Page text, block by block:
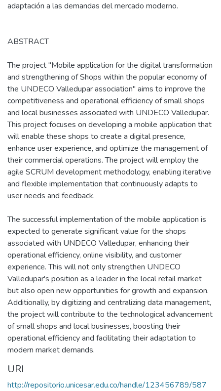
adaptación a las demandas del mercado moderno.
ABSTRACT
The project "Mobile application for the digital transformation
and strengthening of Shops within the popular economy of
the UNDECO Valledupar association" aims to improve the
competitiveness and operational efficiency of small shops
and local businesses associated with UNDECO Valledupar.
This project focuses on developing a mobile application that
will enable these shops to create a digital presence,
enhance user experience, and optimize the management of
their commercial operations. The project will employ the
agile SCRUM development methodology, enabling iterative
and flexible implementation that continuously adapts to
user needs and feedback.
The successful implementation of the mobile application is
expected to generate significant value for the shops
associated with UNDECO Valledupar, enhancing their
operational efficiency, online visibility, and customer
experience. This will not only strengthen UNDECO
Valledupar's position as a leader in the local retail market
but also open new opportunities for growth and expansion.
Additionally, by digitizing and centralizing data management,
the project will contribute to the technological advancement
of small shops and local businesses, boosting their
operational efficiency and facilitating their adaptation to
modern market demands.
URI
http://repositorio.unicesar.edu.co/handle/123456789/587